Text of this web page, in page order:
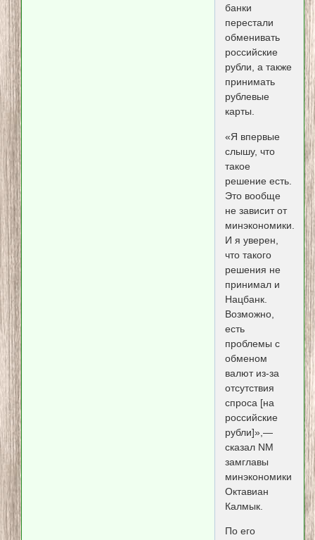
банки
перестали
обменивать
российские
рубли, а также
принимать
рублевые
карты.
«Я впервые
слышу, что
такое
решение есть.
Это вообще
не зависит от
минэкономики.
И я уверен,
что такого
решения не
принимал и
Нацбанк.
Возможно,
есть
проблемы с
обменом
валют из-за
отсутствия
спроса [на
российские
рубли]»,—
сказал NM
замглавы
минэкономики
Октавиан
Калмык.
По его